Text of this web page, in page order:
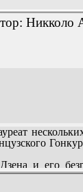
Никколо
и его
со